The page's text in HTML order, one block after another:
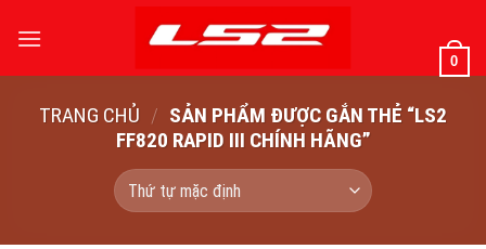
qua
0
TRANG CHỦ / SẢN PHẨM ĐƯỢC GẮN THẺ “LS2
FF820 RAPID III CHÍNH HÃNG”